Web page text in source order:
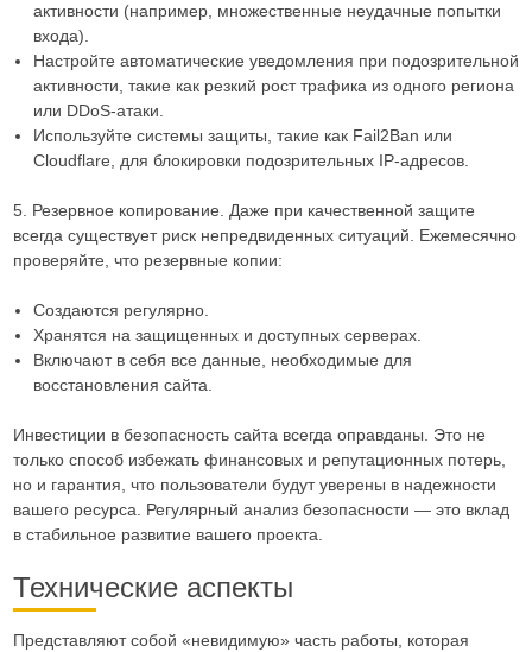
активности (например, множественные неудачные попытки
входа).
Настройте автоматические уведомления при подозрительной
активности, такие как резкий рост трафика из одного региона
или DDoS-атаки.
Используйте системы защиты, такие как Fail2Ban или
Cloudflare, для блокировки подозрительных IP-адресов.
5. Резервное копирование. Даже при качественной защите
всегда существует риск непредвиденных ситуаций. Ежемесячно
проверяйте, что резервные копии:
Создаются регулярно.
Хранятся на защищенных и доступных серверах.
Включают в себя все данные, необходимые для
восстановления сайта.
Инвестиции в безопасность сайта всегда оправданы. Это не
только способ избежать финансовых и репутационных потерь,
но и гарантия, что пользователи будут уверены в надежности
вашего ресурса. Регулярный анализ безопасности — это вклад
в стабильное развитие вашего проекта.
Технические аспекты
Представляют собой «невидимую» часть работы, которая